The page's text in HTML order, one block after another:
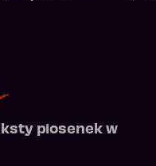
piosenek w